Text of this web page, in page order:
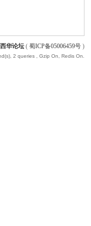
华论坛( 蜀ICP备05006459号)
2 queries , Gzip On, Redis On.